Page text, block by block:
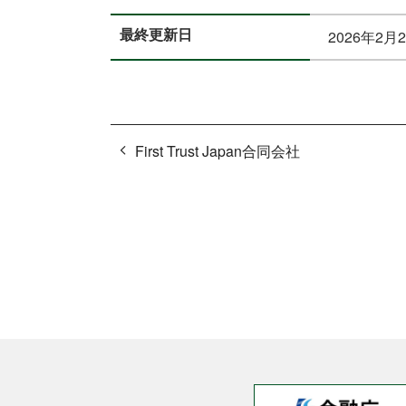
最終更新日 2026年2月
First Trust Japan合同会社